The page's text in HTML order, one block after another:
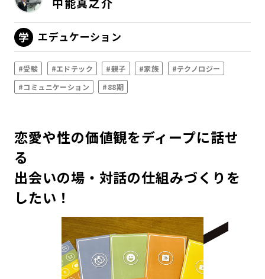
エデュケーション
#受験 #エドテック #親子 #家族
#テクノロジー
#コミュニケーション
#88期
恋愛や性の価値観をディープに話せ
る
出会いの場・対話の仕組みづくりを
したい！